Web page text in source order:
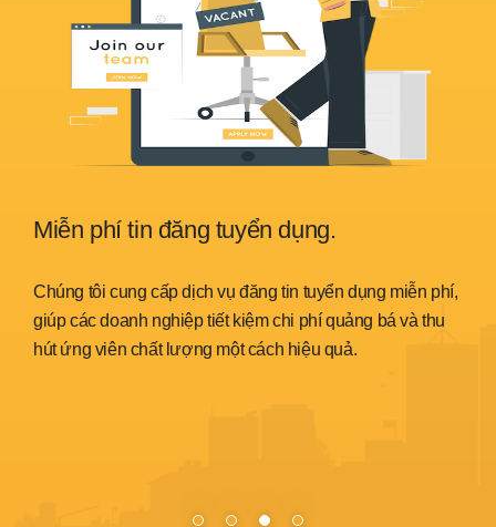
Miễn phí tin đăng tuyển dụng.
Chúng tôi cung cấp dịch vụ đăng tin tuyển dụng miễn phí,
giúp các doanh nghiệp tiết kiệm chi phí quảng bá và thu
hút ứng viên chất lượng một cách hiệu quả.